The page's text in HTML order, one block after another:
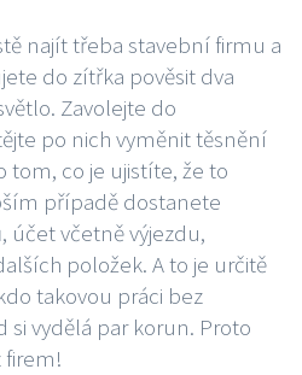
najít třeba stavební firmu a
do zítřka pověsit dva
Zavolejte do
po nich vyměnit těsnění
tom, co je ujistíte, že to
případě dostanete
účet včetně výjezdu,
položek. A to je určitě
takovou práci bez
vydělá par korun. Proto
firem!